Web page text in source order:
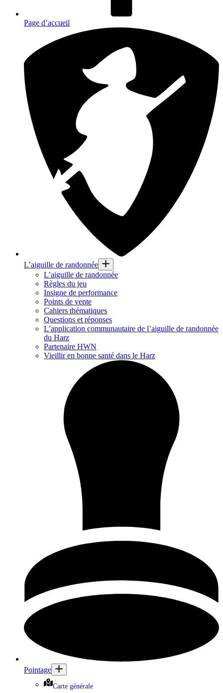
Page d’accueil
L’aiguille de randonnée
L’aiguille de randonnée
Règles du jeu
Insigne de performance
Points de vente
Cahiers thématiques
Questions et réponses
L’application communautaire de l’aiguille de randonnée
du Harz
Partenaire HWN
Vieillir en bonne santé dans le Harz
Pointage
Carte générale